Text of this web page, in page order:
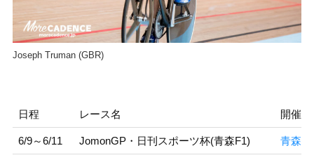
Joseph Truman (GBR)
日程 レース名 開催地
6/9～6/11 JomonGP・日刊スポーツ杯(青森F1) 青森